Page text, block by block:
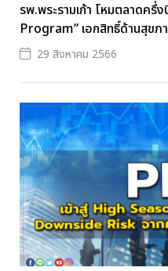
รพ.พระรามเก้า โหมตลาดค
Program” เอกสิทธิ์ด้านสุขภ
29 สิงหาคม 2566